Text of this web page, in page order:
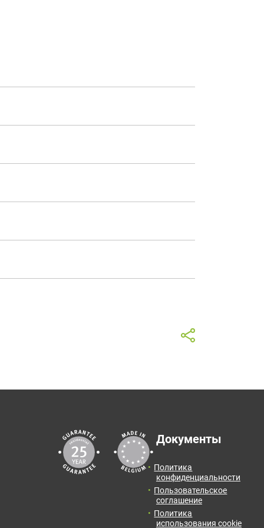
Венеции и прокатиться на настоящих
города Макао. Мы были очарованы
Макао – 338 метрового небоскреба,
площадь:
0 руб.
Документы
Политика
конфиденциальности
Пользовательское
соглашение
Политика
использования cookie